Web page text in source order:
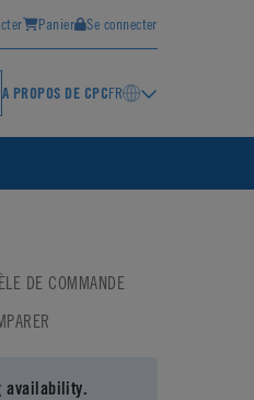
Panier Se connecter
A PROPOS DE CPCFR
DE COMMANDE
availability.